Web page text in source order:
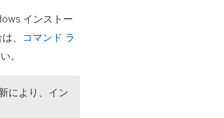
インストー
、
コマンド ラ
。
により、イン